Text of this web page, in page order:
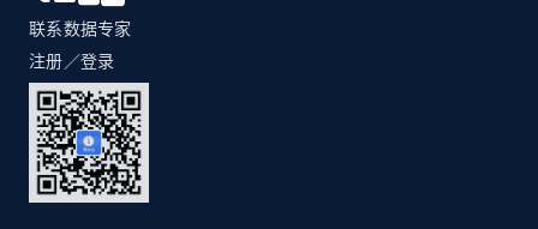
1.9K+
Etsy - Collect data on products using
specified keywords
联系数据专家
注册／登录